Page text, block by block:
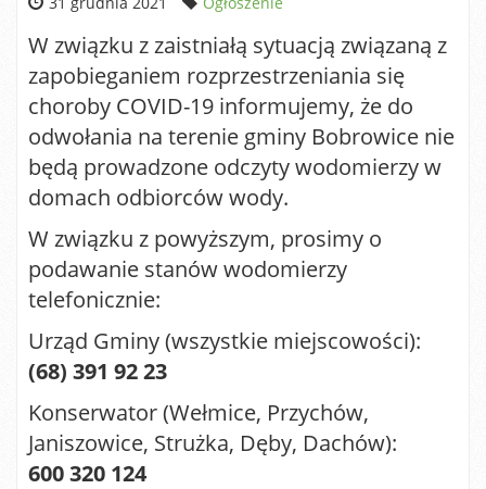
W związku z zaistniałą sytuacją związaną z
zapobieganiem rozprzestrzeniania się
choroby COVID-19 informujemy, że do
odwołania na terenie gminy Bobrowice nie
będą prowadzone odczyty wodomierzy w
domach odbiorców wody.
W związku z powyższym, prosimy o
podawanie stanów wodomierzy
telefonicznie:
Urząd Gminy (wszystkie miejscowości):
(68) 391 92 23
Konserwator (Wełmice, Przychów,
Janiszowice, Strużka, Dęby, Dachów):
600 320 124